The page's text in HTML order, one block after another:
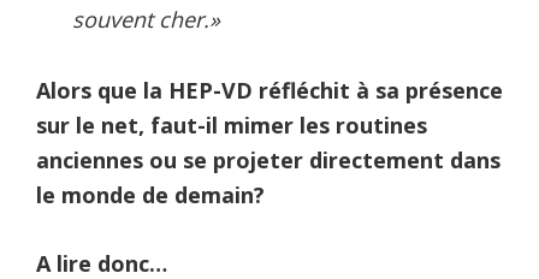
souvent cher.»
Alors que la HEP-VD réfléchit à sa présence
sur le net, faut-il mimer les routines
anciennes ou se projeter directement dans
le monde de demain?
A lire donc…